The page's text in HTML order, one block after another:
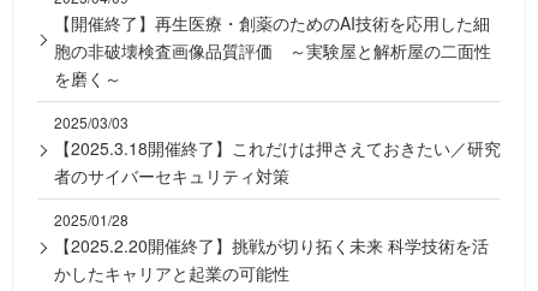
【開催終了】再生医療・創薬のためのAI技術を応用した細
胞の非破壊検査画像品質評価 ～実験屋と解析屋の二面性
を磨く～
2025/03/03
【2025.3.18開催終了】これだけは押さえておきたい／研究
者のサイバーセキュリティ対策
2025/01/28
【2025.2.20開催終了】挑戦が切り拓く未来 科学技術を活
かしたキャリアと起業の可能性